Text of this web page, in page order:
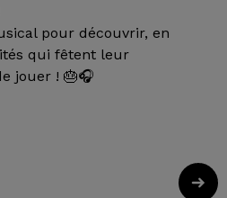
pour découvrir, en
qui fêtent leur
jouer ! 🎂🎧